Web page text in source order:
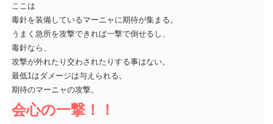
ここは
毒針を装備しているマーニャに期待が集まる。
うまく急所を攻撃できれば一撃で倒せるし、
毒針なら、
攻撃が外れたり交わされたりする事はない。
最低1はダメージは与えられる。
期待のマーニャの攻撃。
会心の一撃！！